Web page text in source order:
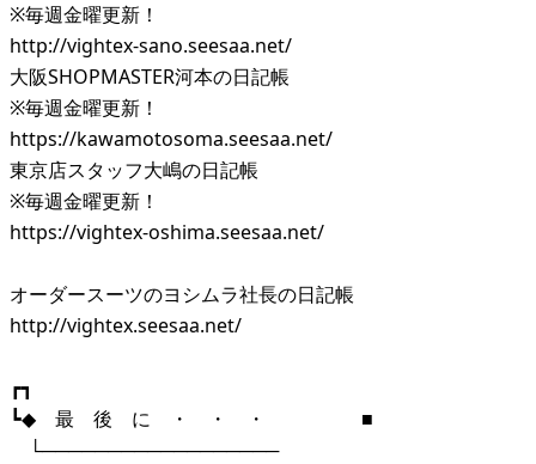
※毎週金曜更新！
http://vightex-sano.seesaa.net/
大阪SHOPMASTER河本の日記帳
※毎週金曜更新！
https://kawamotosoma.seesaa.net/
東京店スタッフ大嶋の日記帳
※毎週金曜更新！
https://vightex-oshima.seesaa.net/
オーダースーツのヨシムラ社長の日記帳
http://vightex.seesaa.net/
┏┓
┗◆ 最 後 に ・ ・ ・ ■
└──────────────────